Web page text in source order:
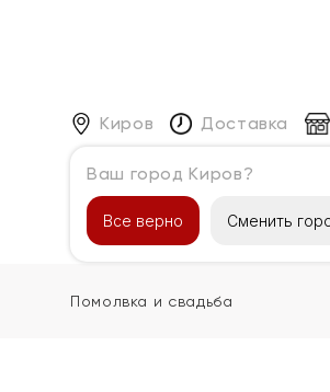
Киров
Ваш город Киров?
Все верно Сменить
Доставка
Каталог
Помолвка и свадьба